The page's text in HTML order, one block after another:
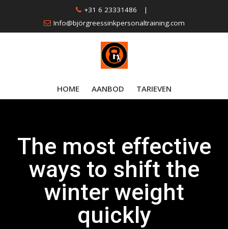
content
+31 6 23331486
|
Info@björgreessinkpersonaltraining.com
HOME AANBOD TARIEVEN
The most effective
ways to shift the
winter weight
quickly